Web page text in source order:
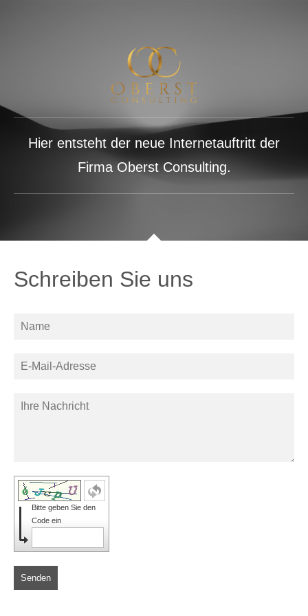
Hier entsteht der neue Internetauftritt der
Firma Oberst Consulting.
Schreiben Sie uns
Bitte geben Sie den
Code ein
Senden